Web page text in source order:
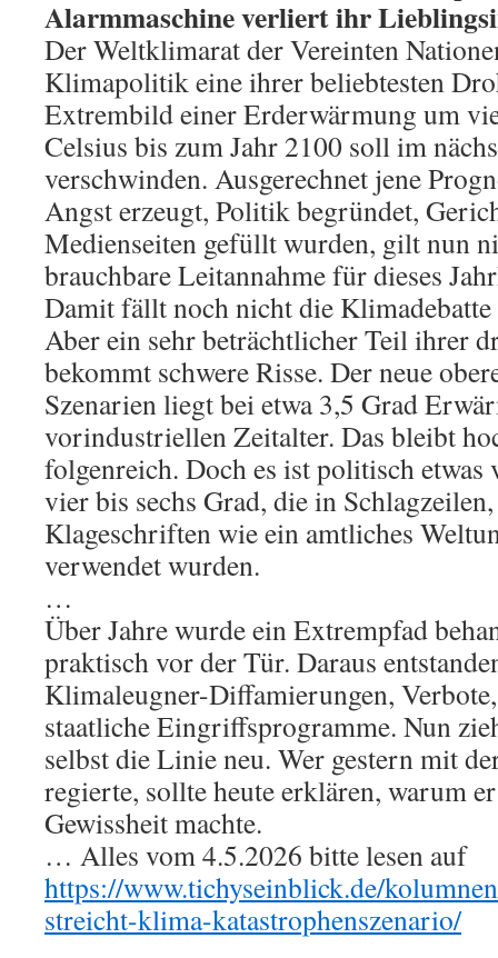
Alarmmaschine verliert ihr
Der Weltklimarat der Vereinten
Klimapolitik eine ihrer beliebtesten
Extrembild einer Erderwärmung um
Celsius bis zum Jahr 2100 soll im
verschwinden. Ausgerechnet jene
Angst erzeugt, Politik begründet,
Medienseiten gefüllt wurden, gilt nun
brauchbare Leitannahme für dieses
Damit fällt noch nicht die Klimadebatte
Aber ein sehr beträchtlicher Teil ihrer
bekommt schwere Risse. Der neue
Szenarien liegt bei etwa 3,5 Grad
vorindustriellen Zeitalter. Das bleibt
folgenreich. Doch es ist politisch etwas
vier bis sechs Grad, die in
Klageschriften wie ein amtliches
verwendet wurden.
…
Über Jahre wurde ein Extrempfad
praktisch vor der Tür. Daraus
Klimaleugner-Diffamierungen,
staatliche Eingriffsprogramme. Nun
selbst die Linie neu. Wer gestern mit
regierte, sollte heute erklären, warum
Gewissheit machte.
… Alles vom 4.5.2026 bitte lesen auf
https://www.tichyseinblick.de/
streicht-klima-katastrophenszenario/